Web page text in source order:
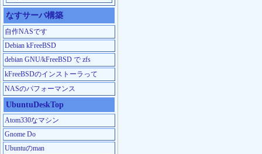
なすサーバ構築
自作NASです
Debian kFreeBSD
debian GNU/kFreeBSD で zfs
kFreeBSDのインストーラって
NASのパフォーマンス
UbuntuDeskTop
Atom330なマシン
Gnome Do
Ubuntuのman